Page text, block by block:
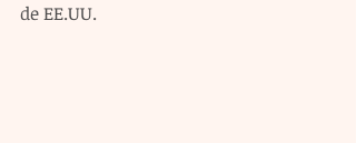
de EE.UU.